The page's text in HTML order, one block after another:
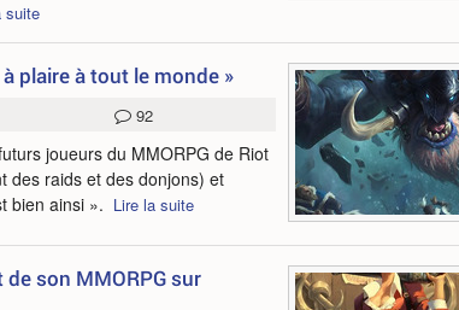
suite
plaire à tout le monde »
92
joueurs du MMORPG de Riot
des raids et des donjons) et
bien ainsi ». Lire la suite
son MMORPG sur